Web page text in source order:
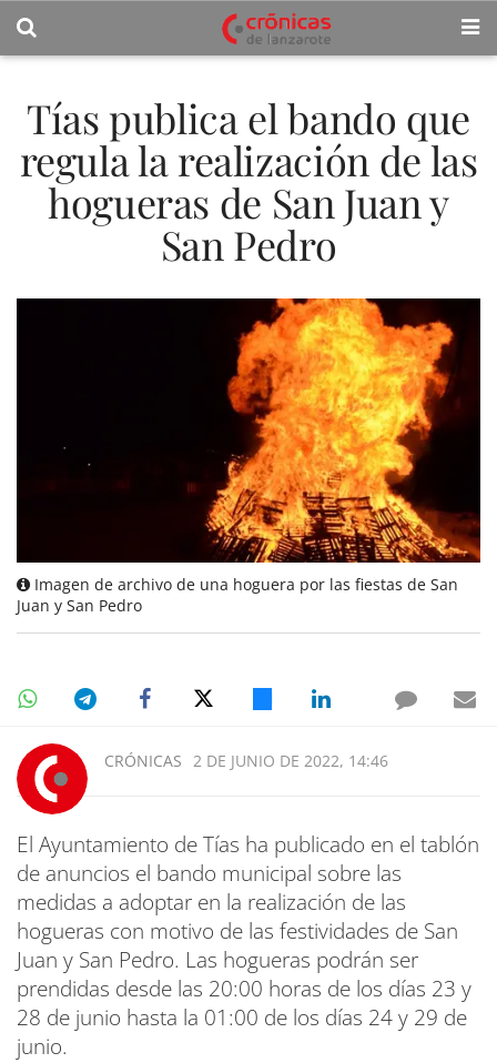
Tías publica el bando que
regula la realización de las
hogueras de San Juan y
San Pedro
Imagen de archivo de una hoguera por las fiestas de San
Juan y San Pedro
CRÓNICAS 2 DE JUNIO DE 2022, 14:46
El Ayuntamiento de Tías ha publicado en el tablón
de anuncios el bando municipal sobre las
medidas a adoptar en la realización de las
hogueras con motivo de las festividades de San
Juan y San Pedro. Las hogueras podrán ser
prendidas desde las 20:00 horas de los días 23 y
28 de junio hasta la 01:00 de los días 24 y 29 de
junio.